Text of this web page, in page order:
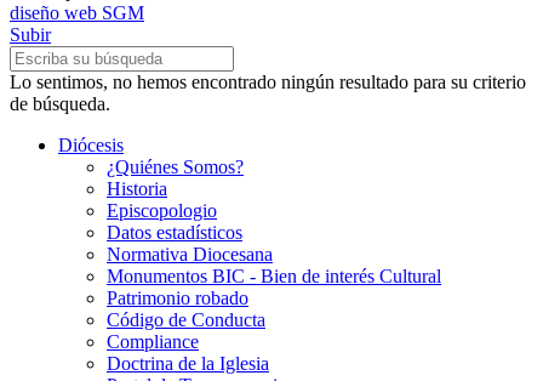
diseño web SGM
Subir
Lo sentimos, no hemos encontrado ningún resultado para su criterio
de búsqueda.
Diócesis
¿Quiénes Somos?
Historia
Episcopologio
Datos estadísticos
Normativa Diocesana
Monumentos BIC - Bien de interés Cultural
Patrimonio robado
Código de Conducta
Compliance
Doctrina de la Iglesia